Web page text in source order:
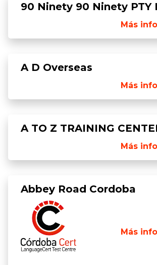
90 Ninety 90 Ninety PTY
Más
A D Overseas
Más
A TO Z TRAINING
Más
Abbey Road Cordoba
Más